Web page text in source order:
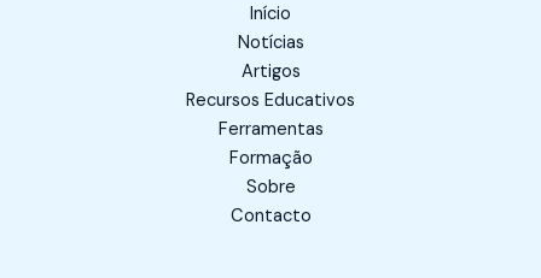
Início
Notícias
Artigos
Recursos Educativos
Ferramentas
Formação
Sobre
Contacto